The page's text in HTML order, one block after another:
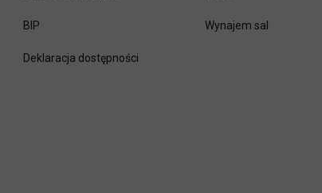
BIP
Deklaracja dostępności
Wynajem sal